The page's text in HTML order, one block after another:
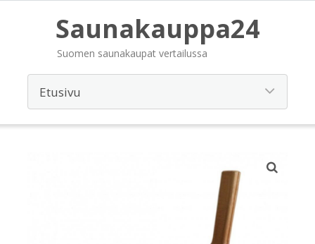
Saunakauppa24
Suomen saunakaupat vertailussa